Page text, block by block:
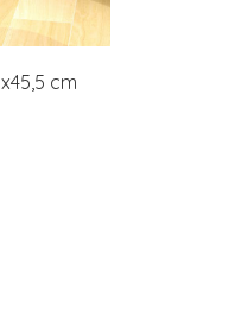
cm